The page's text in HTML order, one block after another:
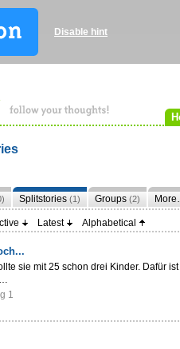
Disable hint
Splitstories (1) Groups (2)
Latest Alphabetical
sie mit 25 schon drei Kinder. Dafür ist
1